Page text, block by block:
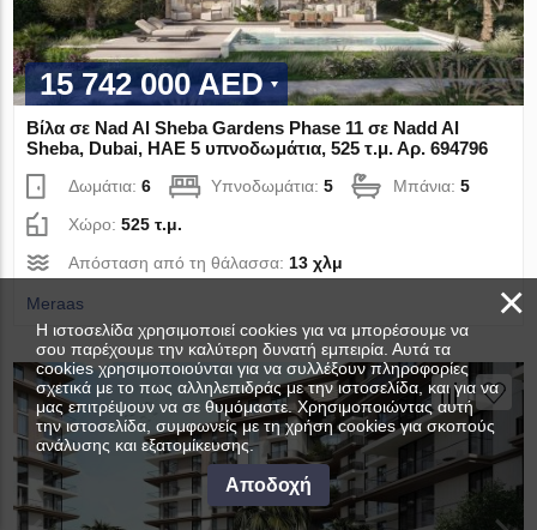
15 742 000 AED
Βίλα σε Nad Al Sheba Gardens Phase 11 σε Nadd Al
Sheba, Dubai, ΗΑΕ 5 υπνοδωμάτια, 525 τ.μ. Αρ. 694796
Δωμάτια:6 Υπνοδωμάτια:5 Μπάνια:5
Χώρο:525 τ.μ.
Απόσταση από τη θάλασσα: 13 χλμ
Meraas ×
Η ιστοσελίδα χρησιμοποιεί cookies για να μπορέσουμε να
σου παρέχουμε την καλύτερη δυνατή εμπειρία. Αυτά τα
cookies χρησιμοποιούνται για να συλλέξουν πληροφορίες
σχετικά με το πως αλληλεπιδράς με την ιστοσελίδα, και για να
μας επιτρέψουν να σε θυμόμαστε. Χρησιμοποιώντας αυτή
την ιστοσελίδα, συμφωνείς με τη χρήση cookies για σκοπούς
ανάλυσης και εξατομίκευσης.
Αποδοχή